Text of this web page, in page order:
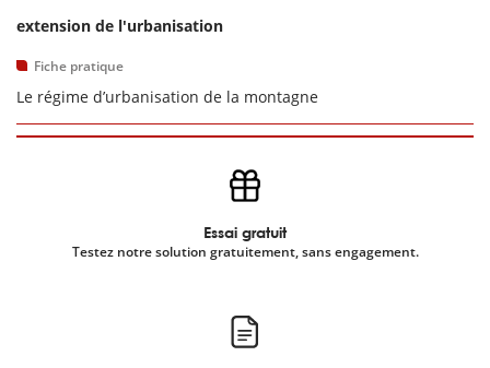
extension de l'urbanisation
Fiche pratique
Le régime d’urbanisation de la montagne
Essai gratuit
Testez notre solution gratuitement, sans engagement.